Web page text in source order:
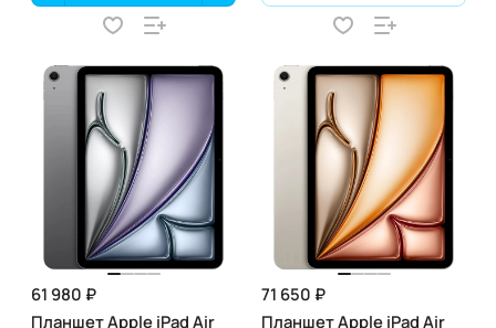
61 980 ₽
Планшет Apple iPad Air
71 650 ₽
Планшет Apple iPad Air